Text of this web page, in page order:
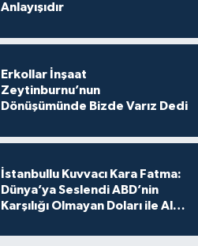
Anlayışıdır
Erkollar İnşaat
Zeytinburnu’nun
Dönüşümünde Bizde Varız Dedi
İstanbullu Kuvvacı Kara Fatma:
Dünya’ya Seslendi ABD’nin
Karşılığı Olmayan Doları ile Alış